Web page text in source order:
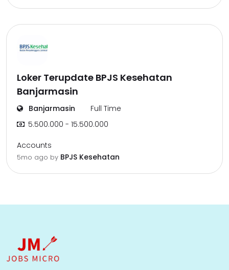
Loker Terupdate BPJS Kesehatan
Banjarmasin
Banjarmasin
Full Time
5.500.000 - 15.500.000
Accounts
5mo ago by BPJS Kesehatan